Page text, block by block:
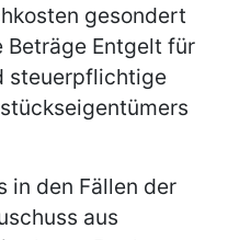
gesondert
Entgelt für
steuerpflichtige
in den Fällen der
aus